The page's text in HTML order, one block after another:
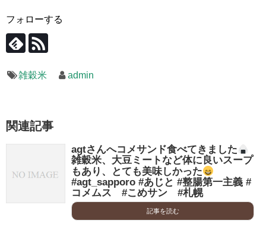
フォローする
雑穀米 admin
関連記事
agtさんへコメサンド食べてきました
雑穀米、大豆ミートなど体に良いスープ
もあり、とても美味しかった
#agt_sapporo #あじと #整腸第一主義 #
コメムス #こめサン #札幌
記事を読む